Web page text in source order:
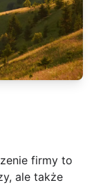
firmy to
ale także